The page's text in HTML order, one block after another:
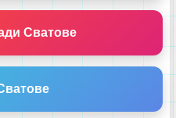
Сватове